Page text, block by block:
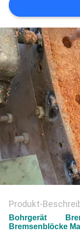
SITEMAP
PRIVACY
POLICY
Produkt-
Bohrgerät
Bremsenblöcke